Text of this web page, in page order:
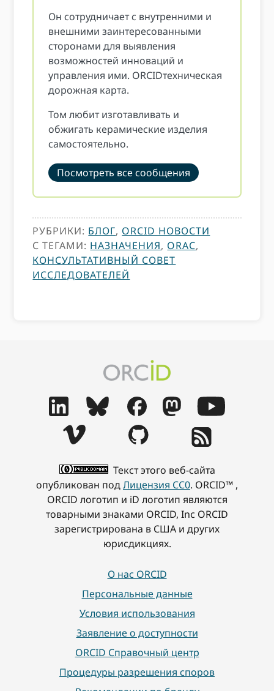
Он сотрудничает с внутренними и
внешними заинтересованными
сторонами для выявления
возможностей инноваций и
управления ими. ORCIDтехническая
дорожная карта.
Том любит изготавливать и
обжигать керамические изделия
самостоятельно.
Посмотреть все сообщения
РУБРИКИ: БЛОГ, ORCID НОВОСТИ
С ТЕГАМИ: НАЗНАЧЕНИЯ, ORAC,
КОНСУЛЬТАТИВНЫЙ СОВЕТ
ИССЛЕДОВАТЕЛЕЙ
Текст этого веб-сайта
опубликован подЛицензия CC0. ORCID™ ,
ORCID логотип и iD логотип являются
товарными знаками ORCID, Inc ORCID
зарегистрирована в США и других
юрисдикциях.
О нас ORCID
Персональные данные
Условия использования
Заявление о доступности
ORCID Справочный центр
Процедуры разрешения споров